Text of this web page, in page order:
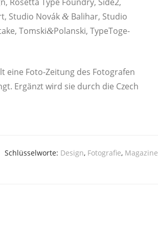
Stu­dio Novák & Balihar, Stu­dio
Tomski&Polanski, Type­Tog­e­
eine Foto-Zei­tung des Foto­gra­fen
Ergänzt wird sie durch die Czech
Schlüsselworte: Design, Fotografie, Magazine